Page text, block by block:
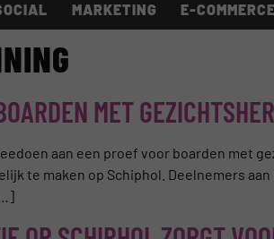
MARKETING E-COMMERCE
MET
aan een proef voor boarden met
te maken op Schiphol. Deelnemers